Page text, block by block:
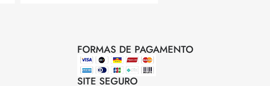
FORMAS DE PAGAMENTO
SITE SEGURO